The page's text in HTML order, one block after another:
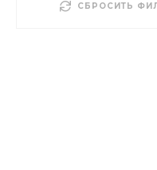
СБРОСИТЬ